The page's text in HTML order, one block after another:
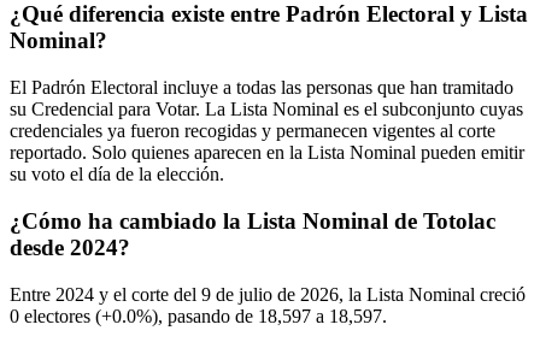
¿Qué diferencia existe entre Padrón Electoral y Lista
Nominal?
El Padrón Electoral incluye a todas las personas que han tramitado
su Credencial para Votar. La Lista Nominal es el subconjunto cuyas
credenciales ya fueron recogidas y permanecen vigentes al corte
reportado. Solo quienes aparecen en la Lista Nominal pueden emitir
su voto el día de la elección.
¿Cómo ha cambiado la Lista Nominal de Totolac
desde 2024?
Entre 2024 y el corte del 9 de julio de 2026, la Lista Nominal creció
0 electores (+0.0%), pasando de 18,597 a 18,597.